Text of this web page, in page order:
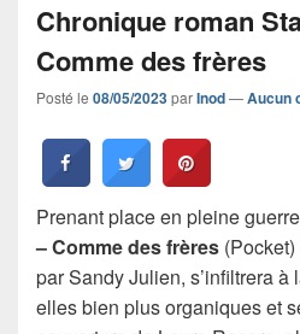
Chronique roman
Comme des frères
Posté le 08/05/2023parInod—Aucun
Prenant place en pleine
– Comme des frères
par Sandy Julien, s’infiltrera
elles bien plus organiques et